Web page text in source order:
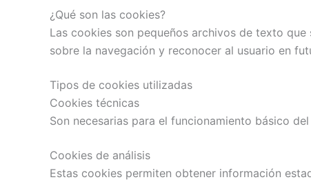
¿Qué son las cookies?
Las cookies son pequeños archivos de texto
sobre la navegación y reconocer al usuario en
Tipos de cookies utilizadas
Cookies técnicas
Son necesarias para el funcionamiento básico
Cookies de análisis
Estas cookies permiten obtener información